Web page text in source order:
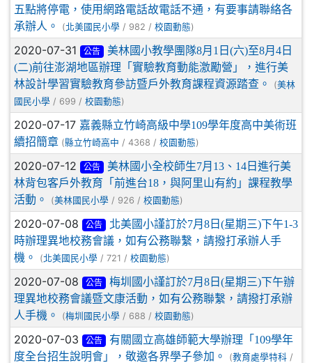
五點將停電，使用網路電話故電話不通，有要事請聯絡各
承辦人。
(北美國民小學 / 982 / 校園動態)
2020-07-31 公告
美林國小教學團隊8月1日(六)至8月4日
(二)前往澎湖地區辦理「實驗教育動能激勵營」，進行美
林設計學習實驗教育參訪暨戶外教育課程資源踏查。
(美林
國民小學 / 699 / 校園動態)
2020-07-17 嘉義縣立竹崎高級中學109學年度高中美術班
續招簡章 (縣立竹崎高中 / 4368 / 校園動態)
2020-07-12 公告
美林國小全校師生7月13、14日進行美
林背包客戶外教育「前進台18，與阿里山有約」課程教學
活動。
(美林國民小學 / 926 / 校園動態)
2020-07-08 公告
北美國小謹訂於7月8日(星期三)下午1-3
時辦理異地校務會議，如有公務聯繫，請撥打承辦人手
機。
(北美國民小學 / 721 / 校園動態)
2020-07-08 公告
梅圳國小謹訂於7月8日(星期三)下午辦
理異地校務會議暨文康活動，如有公務聯繫，請撥打承辦
人手機。
(梅圳國民小學 / 688 / 校園動態)
2020-07-03 公告
有關國立高雄師範大學辦理「109學年
度全台招生說明會」，敬邀各界學子參加。
(教育處學特科 /